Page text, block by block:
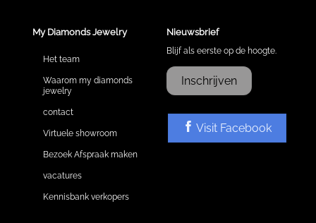
My Diamonds Jewelry
Het team
Waarom my diamonds
jewelry
contact
Virtuele showroom
Bezoek Afspraak maken
vacatures
Kennisbank verkopers
Nieuwsbrief
Blijf als eerste op de hoogte.
Inschrijven
Visit Facebook